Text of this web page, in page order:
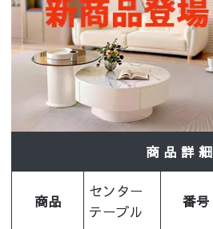
商 品 詳 細
商品
センター
テーブル
番号